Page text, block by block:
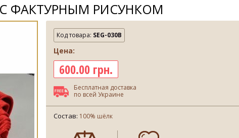
ФАКТУРНЫМ РИСУНКОМ
Код товара: SEG-030B
Цена:
600.00 грн.
Бесплатная доставка
по всей Украине
Состав: 100% шёлк